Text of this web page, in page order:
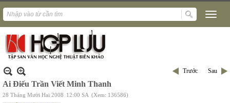
Trước Sau
Ai Điếu Trần Viết Minh Thanh
28 Tháng Mười Hai 2008 12:00 SA (Xem: 136586)